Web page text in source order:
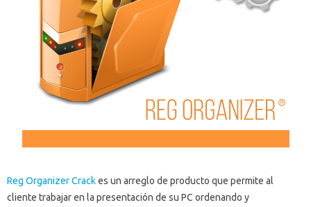
Reg Organizer Crackes un arreglo de producto que permite al
cliente trabajar en la presentación de su PC ordenando y